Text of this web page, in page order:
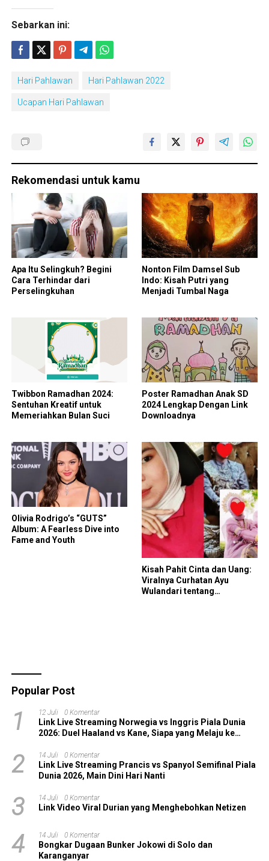
Sebarkan ini:
Hari Pahlawan Hari Pahlawan 2022
Ucapan Hari Pahlawan
Rekomendasi untuk kamu
Apa Itu Selingkuh? Begini
Cara Terhindar dari
Perselingkuhan
Nonton Film Damsel Sub
Indo: Kisah Putri yang
Menjadi Tumbal Naga
Twibbon Ramadhan 2024:
Sentuhan Kreatif untuk
Memeriahkan Bulan Suci
Poster Ramadhan Anak SD
2024 Lengkap Dengan Link
Downloadnya
Olivia Rodrigo’s “GUTS”
Album: A Fearless Dive into
Fame and Youth
Kisah Pahit Cinta dan Uang:
Viralnya Curhatan Ayu
Wulandari tentang
Popular Post
1 12 Juli 0 Komentar
Link Live Streaming Norwegia vs Inggris Piala Dunia
2026: Duel Haaland vs Kane, Siapa yang Melaju ke
2 14 Juli 0 Komentar
Link Live Streaming Prancis vs Spanyol Semifinal Piala
Dunia 2026, Main Dini Hari Nanti
3 14 Juli 0 Komentar
Link Video Viral Durian yang Menghebohkan Netizen
4 14 Juli 0 Komentar
Bongkar Dugaan Bunker Jokowi di Solo dan
Karanganyar